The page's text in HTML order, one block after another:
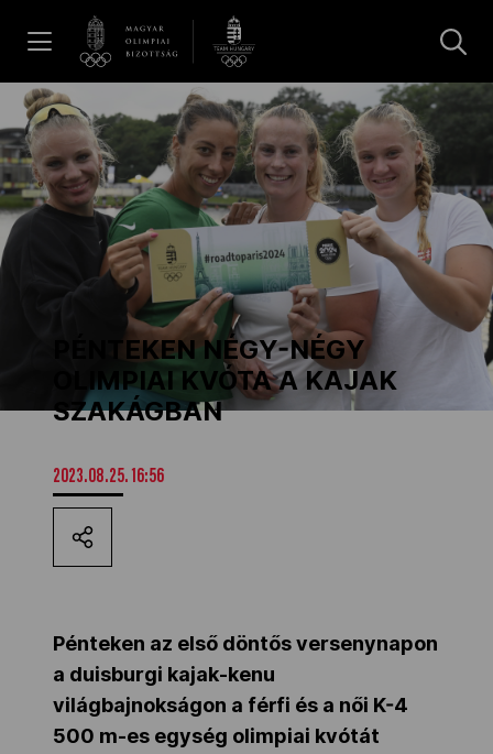
Hírek
Galéria
Dakar 2026
Los Angeles 2028
Kettőskarrier-program
Társszervezetek
PÉNTEKEN NÉGY-NÉGY
OLIMPIAI KVÓTA A KAJAK
SZAKÁGBAN
2023.08.25. 16:56
Pénteken az első döntős versenynapon
a duisburgi kajak-kenu
világbajnokságon a férfi és a női K-4
500 m-es egység olimpiai kvótát